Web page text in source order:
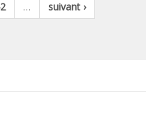
…
suivant ›